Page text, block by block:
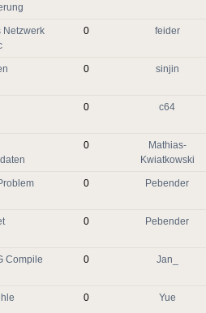
Netzwerk
0 feider
0 sinjin
0 c64
0
Mathias-
Kwiatkowski
0 Pebender
0 Pebender
Compile
0 Jan_
0 Yue